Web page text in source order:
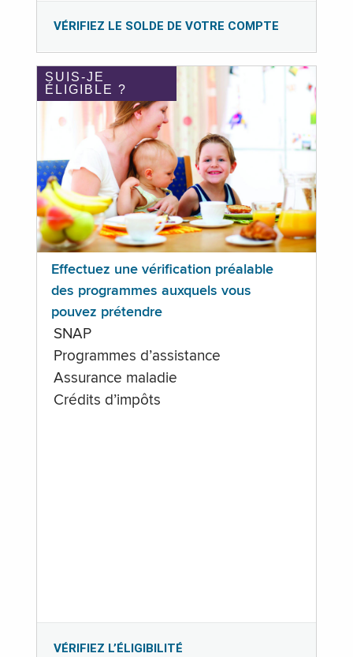
VÉRIFIEZ LE SOLDE DE VOTRE COMPTE
SUIS-JE
ÉLIGIBLE ?
Effectuez une vérification préalable
des programmes auxquels vous
pouvez prétendre
SNAP
Programmes d’assistance
Assurance maladie
Crédits d’impôts
VÉRIFIEZ L’ÉLIGIBILITÉ